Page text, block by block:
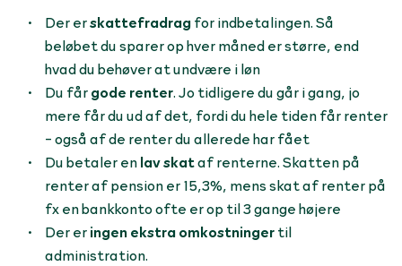
Der erskattefradragfor indbetalingen. Så
beløbet du sparer op hver måned er større, end
hvad du behøver at undvære i løn
Du fårgode renter. Jo tidligere du går i gang, jo
mere får du ud af det, fordi du hele tiden får renter
- også af de renter du allerede har fået
Du betaler enlav skataf renterne. Skatten på
renter af pension er 15,3%, mens skat af renter på
fx en bankkonto ofte er op til 3 gange højere
Der eringen ekstra omkostningertil
administration.